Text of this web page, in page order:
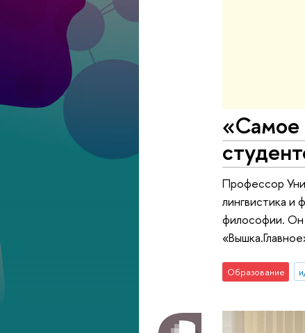
«Самое
Профессор
лингвистика и
философии. Он
Образование